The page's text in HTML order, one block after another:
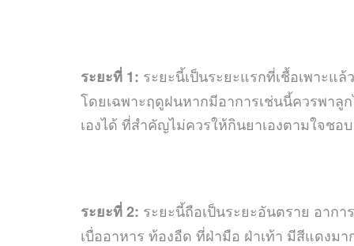
ระยะที่ 1: ระยะนี้เป็นระยะแรกที่เชื้อเพาะแ
โดยเฉพาะฤดูฝนหากมีอาการเช่นนี้ควรพาลู
เองได้ ที่สำคัญไม่ควรให้กินยาเองตามใจชอ
ระยะที่ 2: ระยะนี้ถือเป็นระยะอันตราย อาก
เบื่ออาหาร ท้องอืด ที่ฝ่ามือ ฝ่าเท้า มีสีแดงม